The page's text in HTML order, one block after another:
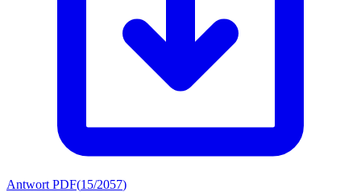
Antwort PDF(15/2057)